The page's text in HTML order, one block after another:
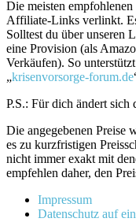
Die meisten
Affiliate-Links verlinkt.
Solltest du über unseren
eine Provision (als
Verkäufen). So
„krisenvorsorge-forum.de
P.S.: Für dich ändert sich
Die angegebenen Preise
es zu kurzfristigen
nicht immer exakt mit
empfehlen daher, den
Impressum
Datenschutz auf